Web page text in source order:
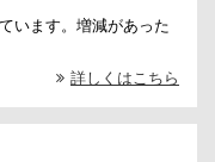
います。増減があった
詳しくはこちら